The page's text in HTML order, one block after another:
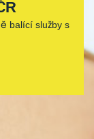
balící služby s